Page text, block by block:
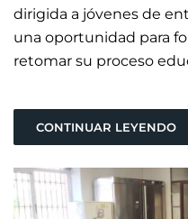
dirigida a jóvenes de
una oportunidad para
retomar su proceso
CONTINUAR LEYENDO